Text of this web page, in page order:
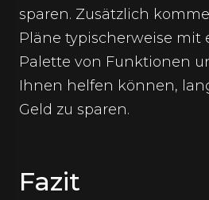
sparen. Zusätzlich
Pläne typischerweise mit
Palette von Funktionen
Ihnen helfen können,
Geld zu sparen.
Fazit